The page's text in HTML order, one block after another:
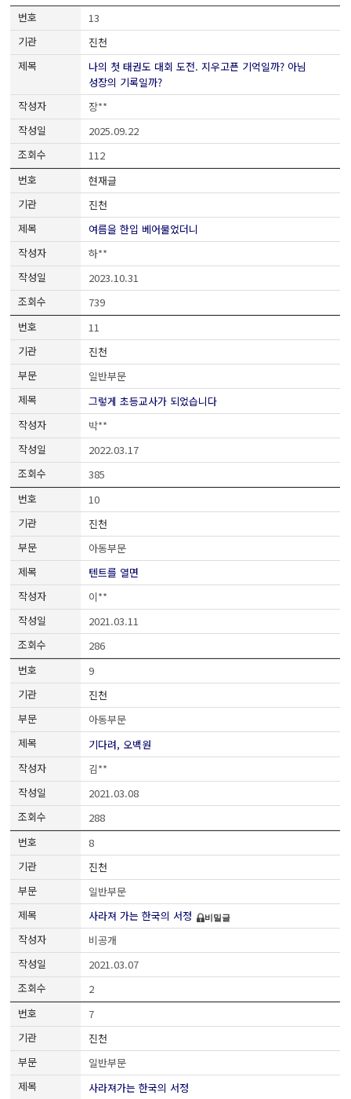
13
진천
나의 첫 태권도 대회 도전. 지우고픈 기억일까? 아님
성장의 기록일까?
장**
2025.09.22
112
현재글
진천
여름을 한입 베어물었더니
하**
2023.10.31
739
11
진천
일반부문
그렇게 초등교사가 되었습니다
박**
2022.03.17
385
10
진천
아동부문
텐트를 열면
이**
2021.03.11
286
9
진천
아동부문
기다려, 오백원
김**
2021.03.08
288
8
진천
일반부문
사라져 가는 한국의 서정
비밀글
비공개
2021.03.07
2
7
진천
일반부문
사라져가는 한국의 서정